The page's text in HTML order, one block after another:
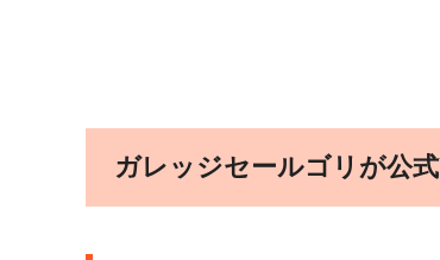
ガレッジセールゴリが公